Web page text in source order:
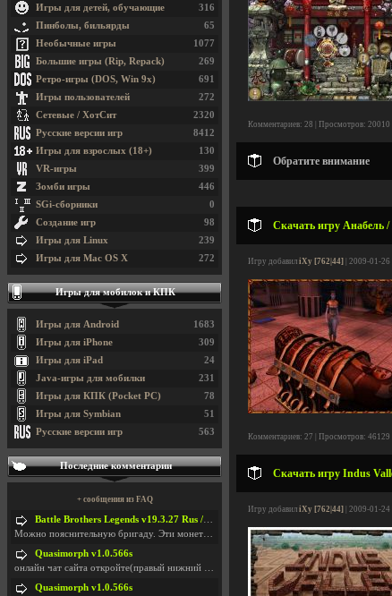
Комментариев: 28 | Просмотров: 20010
Обратите внимание
Скачать игру Анабель
Игру добавил iXy [762|44] | 2009-01-26 |
Комментариев: 27 | Просмотров: 46129
Скачать игру Indus
Игру добавил iXy [762|44] | 2009-01-24 |
316
Игры для детей, обучающие
65
Пинболы, бильярды
1077
Необычные игры
269
Большие игры (Rip, Repack)
691
Ретро-игры (DOS, Win 9x)
272
Игры пользователей
2320
Сетевые / ХотСит
8412
Русские версии игр
130
Игры для взрослых (18+)
399
VR-игры
446
Зомби игры
0
SGi-сборники
98
Создание игр
239
Игры для Linux
272
Игры для Mac OS X
Игры для мобилок и КПК
1683
Игры для Android
309
Игры для iPhone
24
Игры для iPad
231
Java-игры для мобилки
78
Игры для КПК (Pocket PC)
51
Игры для Symbian
563
Русские версии игр
Последние комментарии
+ сообщения из FAQ
Battle Brothers Legends v19.3.27 Rus / + Battle Brothers Legends v19.3.39 Eng
Можно пояснительную бригаду. Эти монетки, они в ка
Quasimorph v1.0.566s
онлайн чат сайта откройте(правый нижний угол экран
Quasimorph v1.0.566s